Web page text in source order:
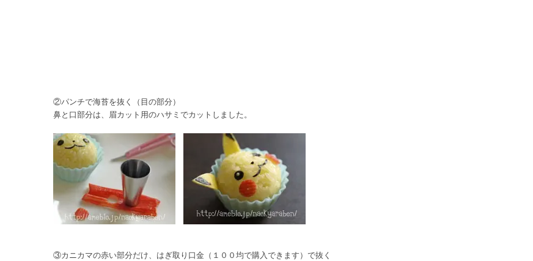
②パンチで海苔を抜く（目の部分）
鼻と口部分は、眉カット用のハサミでカットしました。
③カニカマの赤い部分だけ、はぎ取り口金（１００均で購入できます）で抜く